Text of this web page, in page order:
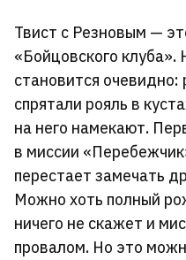
Твист с Резновым —
«Бойцовского
становится очевидно:
спрятали рояль в
на него намекают.
в миссии
перестает замечать
Можно хоть полный
ничего не скажет и
провалом. Но это